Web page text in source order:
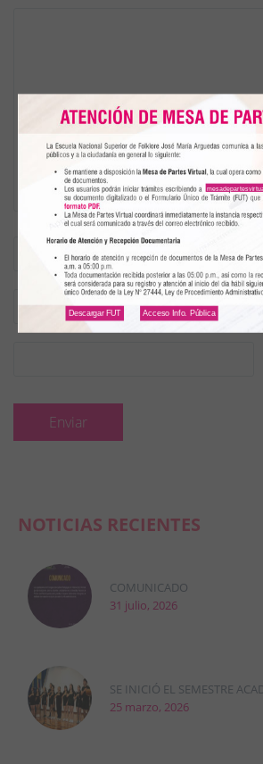
NOTICIAS RECIENTES
COMUNICADO
31 julio, 2026
SE INICIÓ EL SEMESTRE
25 marzo, 2026
Descargar FUT Acceso Info. Pública